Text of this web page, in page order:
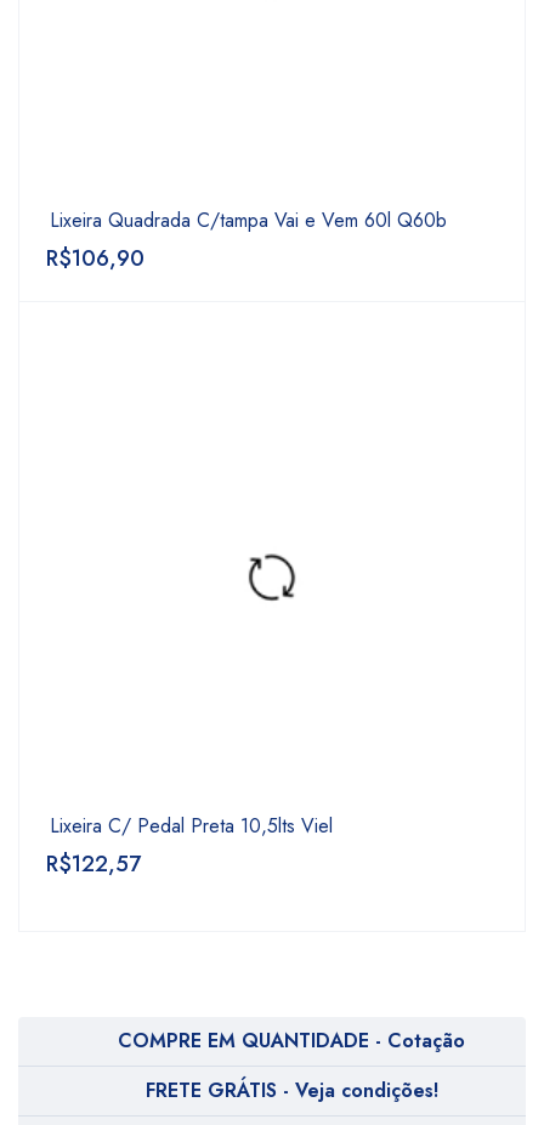
Lixeira Quadrada C/tampa Vai e Vem 60l Q60b
R$106,90
Lixeira C/ Pedal Preta 10,5lts Viel
R$122,57
COMPRE EM QUANTIDADE - Cotação
FRETE GRÁTIS - Veja condições!